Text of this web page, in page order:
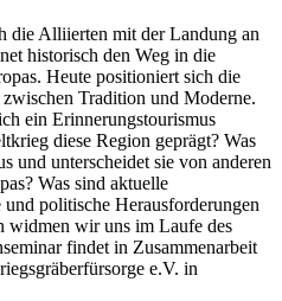
die Alliierten mit der Landung an
historisch den Weg in die
Heute positioniert sich die
Tradition und Moderne.
ein Erinnerungstourismus
diese Region geprägt? Was
und unterscheidet sie von anderen
Was sind aktuelle
politische Herausforderungen
widmen wir uns im Laufe des
findet in Zusammenarbeit
e.V. in